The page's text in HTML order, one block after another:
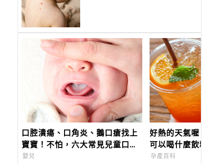
口腔潰瘍、口角炎、鵝口瘡找上
寶寶！不怕，六大常見兒童口腔
症狀一次看懂，教你如何治療及
嬰兒
好熱的天氣喔！哺
可以喝什麼飲料呢
孕產百科